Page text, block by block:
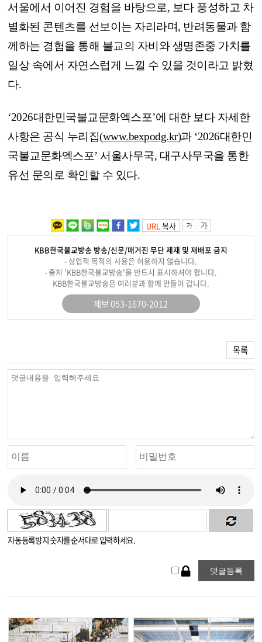
서울에서 이어진 경험을 바탕으로, 보다 풍성하고 차
별화된 콘텐츠를 선보이는 자리라며, 반려동물과 함
께하는 경험을 통해 불교의 자비와 생명존중 가치를
일상 속에서 자연스럽게 느낄 수 있을 것이라고 밝혔
다.
‘2026대한민국불교문화엑스포’에 대한 보다 자세한
사항은 공식 누리집(www.bexpodg.kr)과 ‘2026대한민
국불교문화엑스포’ 서울사무국, 대구사무국을 통한
유선 문의로 확인할 수 있다.
URL 복사
KBB한국불교방송 방송/신문/매거진 무단 제재 및 재배포 금지
- 상업적 목적의 사용은 허용하지 않습니다.
- 출처 'KBB한국불교방송'을 반드시 표시하셔야 합니다.
KBB한국불교방송은 여러분과 함께 만들어 갑니다.
제보 053-1670-2012
목록
자동등록방지 숫자를 순서대로 입력하세요.